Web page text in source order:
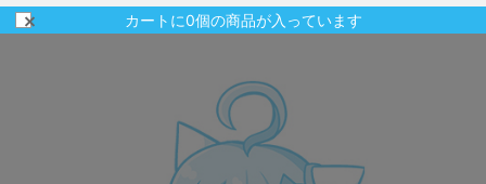
カートに0個の商品が入っています